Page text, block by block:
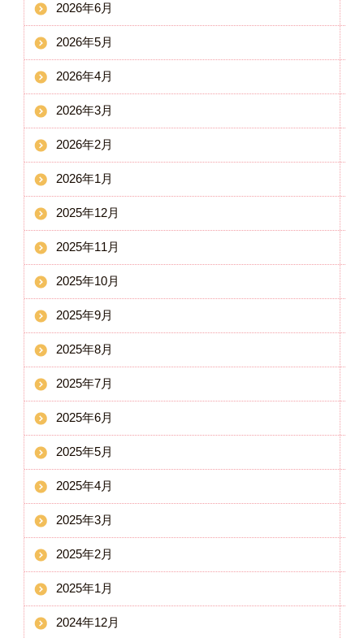
2026年6月
2026年5月
2026年4月
2026年3月
2026年2月
2026年1月
2025年12月
2025年11月
2025年10月
2025年9月
2025年8月
2025年7月
2025年6月
2025年5月
2025年4月
2025年3月
2025年2月
2025年1月
2024年12月